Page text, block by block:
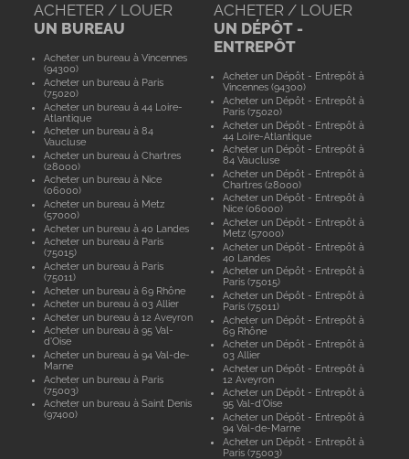
ACHETER / LOUER
UN BUREAU
Acheter un bureau à Vincennes
(94300)
Acheter un bureau à Paris
(75020)
Acheter un bureau à 44 Loire-
Atlantique
Acheter un bureau à 84
Vaucluse
Acheter un bureau à Chartres
(28000)
Acheter un bureau à Nice
(06000)
Acheter un bureau à Metz
(57000)
Acheter un bureau à 40 Landes
Acheter un bureau à Paris
(75015)
Acheter un bureau à Paris
(75011)
Acheter un bureau à 69 Rhône
Acheter un bureau à 03 Allier
Acheter un bureau à 12 Aveyron
Acheter un bureau à 95 Val-
d'Oise
Acheter un bureau à 94 Val-de-
Marne
Acheter un bureau à Paris
(75003)
Acheter un bureau à Saint Denis
(97400)
ACHETER / LOUER
UN DÉPÔT -
ENTREPÔT
Acheter un Dépôt - Entrepôt à
Vincennes (94300)
Acheter un Dépôt - Entrepôt à
Paris (75020)
Acheter un Dépôt - Entrepôt à
44 Loire-Atlantique
Acheter un Dépôt - Entrepôt à
84 Vaucluse
Acheter un Dépôt - Entrepôt à
Chartres (28000)
Acheter un Dépôt - Entrepôt à
Nice (06000)
Acheter un Dépôt - Entrepôt à
Metz (57000)
Acheter un Dépôt - Entrepôt à
40 Landes
Acheter un Dépôt - Entrepôt à
Paris (75015)
Acheter un Dépôt - Entrepôt à
Paris (75011)
Acheter un Dépôt - Entrepôt à
69 Rhône
Acheter un Dépôt - Entrepôt à
03 Allier
Acheter un Dépôt - Entrepôt à
12 Aveyron
Acheter un Dépôt - Entrepôt à
95 Val-d'Oise
Acheter un Dépôt - Entrepôt à
94 Val-de-Marne
Acheter un Dépôt - Entrepôt à
Paris (75003)